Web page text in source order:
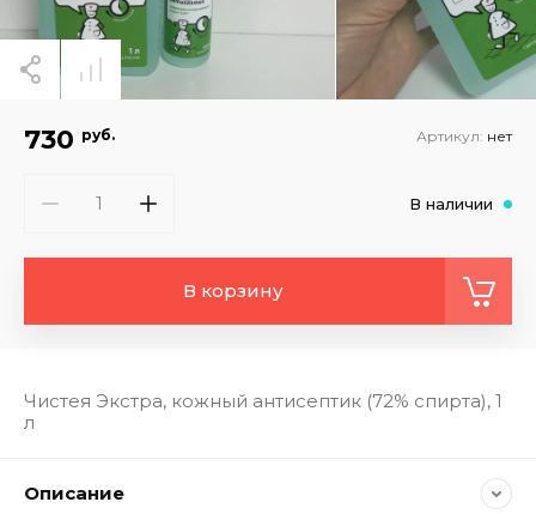
Чистея Экстра, кожный антисептик (72% спирта), 1
л
730 руб. Артикул: нет
В наличии
В корзину
Описание